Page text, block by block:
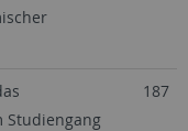
Studiengang
187